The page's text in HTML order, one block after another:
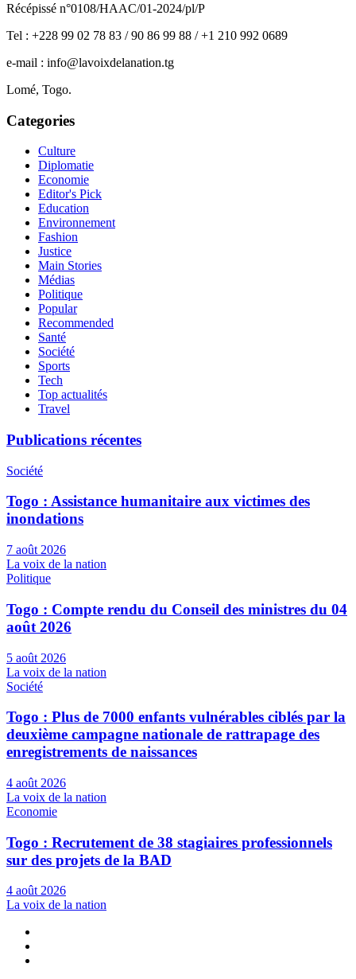
Récépissé n°0108/HAAC/01-2024/pl/P
Tel : +228 99 02 78 83 / 90 86 99 88 / +1 210 992 0689
e-mail : info@lavoixdelanation.tg
Lomé, Togo.
Categories
Culture
Diplomatie
Economie
Editor's Pick
Education
Environnement
Fashion
Justice
Main Stories
Médias
Politique
Popular
Recommended
Santé
Société
Sports
Tech
Top actualités
Travel
Publications récentes
Société
Togo : Assistance humanitaire aux victimes des
inondations
7 août 2026
La voix de la nation
Politique
Togo : Compte rendu du Conseil des ministres du 04
août 2026
5 août 2026
La voix de la nation
Société
Togo : Plus de 7000 enfants vulnérables ciblés par la
deuxième campagne nationale de rattrapage des
enregistrements de naissances
4 août 2026
La voix de la nation
Economie
Togo : Recrutement de 38 stagiaires professionnels
sur des projets de la BAD
4 août 2026
La voix de la nation